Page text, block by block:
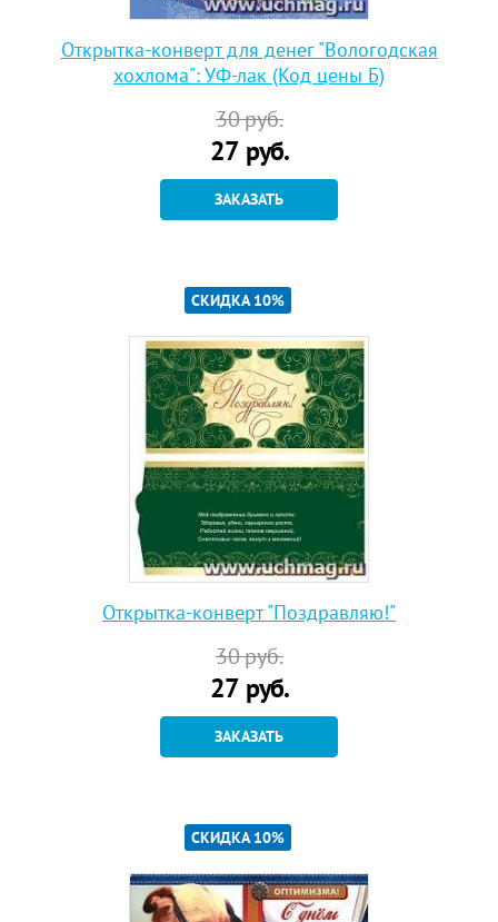
Открытка-конверт для денег "Вологодская
хохлома": УФ-лак (Код цены Б)
30руб.
27руб.
ЗАКАЗАТЬ
СКИДКА 10%
Открытка-конверт "Поздравляю!"
30руб.
27руб.
ЗАКАЗАТЬ
СКИДКА 10%